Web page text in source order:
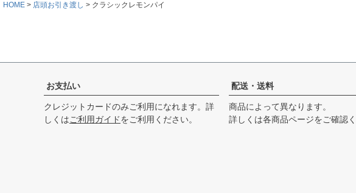
HOME
店頭お引き渡し クラシックレモンパイ
お支払い
クレジットカードのみご利用になれます。詳
しくはご利用ガイドをご利用ください。
配送・送料
商品によって異なります。
詳しくは各商品ページをご確認く